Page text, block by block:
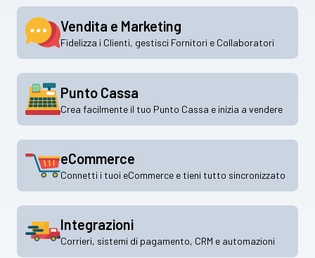
Vendita e Marketing
Fidelizza i Clienti, gestisci Fornitori e Collaboratori
Punto Cassa
Crea facilmente il tuo Punto Cassa e inizia a vendere
eCommerce
Connetti i tuoi eCommerce e tieni tutto sincronizzato
Integrazioni
Corrieri, sistemi di pagamento, CRM e automazioni